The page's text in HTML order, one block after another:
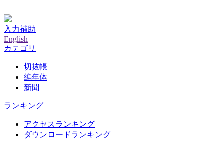
入力補助
English
カテゴリ
切抜帳
編年体
新聞
ランキング
アクセスランキング
ダウンロードランキング